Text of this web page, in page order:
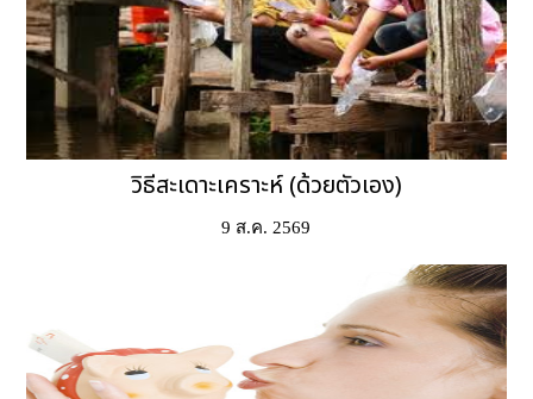
วิธีสะเดาะเคราะห์ (ด้วยตัวเอง)
9 ส.ค. 2569